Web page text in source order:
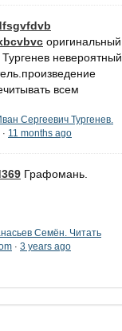
оригинальный
Тургенев невероятный
всем
Сергеевич Тургенев.
· 11 months ago
Графомань.
Семён. Читать
· 3 years ago